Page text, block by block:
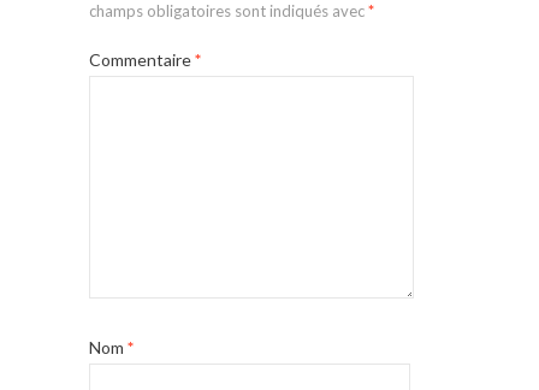
champs obligatoires sont indiqués avec*
Commentaire*
Nom *